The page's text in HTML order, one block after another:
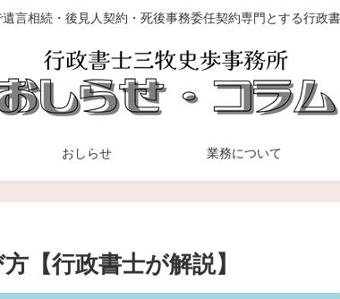
言相続・後見人契約・死後事務委任契約専門とする行政
おしらせ 業務について
【行政書士が解説】